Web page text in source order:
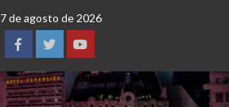
7 de agosto de 2026
Facebook
TwitterYouTube